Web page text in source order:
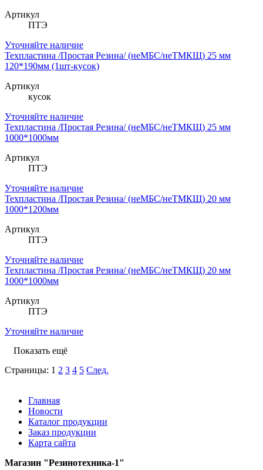
Артикул
ПТЭ
Уточняйте наличие
Техпластина /Простая Резина/ (неМБС/неТМКЩ) 25 мм
120*190мм (1шт-кусок)
Артикул
кусок
Уточняйте наличие
Техпластина /Простая Резина/ (неМБС/неТМКЩ) 25 мм
1000*1000мм
Артикул
ПТЭ
Уточняйте наличие
Техпластина /Простая Резина/ (неМБС/неТМКЩ) 20 мм
1000*1200мм
Артикул
ПТЭ
Уточняйте наличие
Техпластина /Простая Резина/ (неМБС/неТМКЩ) 20 мм
1000*1000мм
Артикул
ПТЭ
Уточняйте наличие
Показать ещё
Страницы: 1 2 3 4 5 След.
Главная
Новости
Каталог продукции
Заказ продукции
Карта сайта
Магазин "Резинотехника-1"